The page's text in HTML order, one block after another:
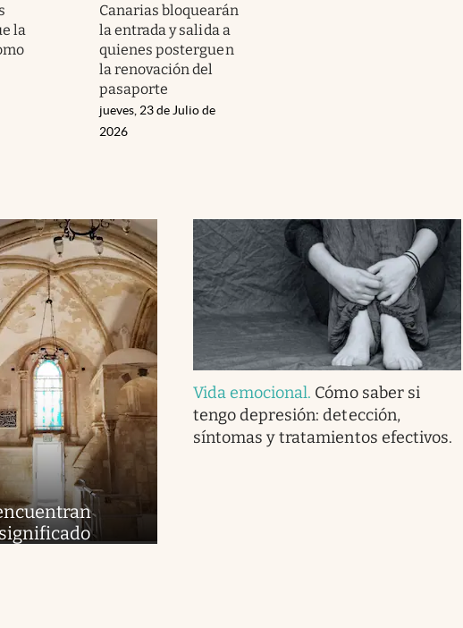
la
Canarias bloquearán
la entrada y salida a
quienes posterguen
la renovación del
pasaporte
jueves, 23 de Julio de
2026
Vida emocional. Cómo saber si
tengo depresión: detección,
síntomas y tratamientos efectivos.